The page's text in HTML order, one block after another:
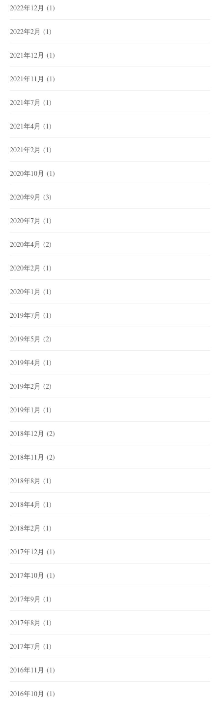
2022年12月 (1)
2022年2月 (1)
2021年12月 (1)
2021年11月 (1)
2021年7月 (1)
2021年4月 (1)
2021年2月 (1)
2020年10月 (1)
2020年9月 (3)
2020年7月 (1)
2020年4月 (2)
2020年2月 (1)
2020年1月 (1)
2019年7月 (1)
2019年5月 (2)
2019年4月 (1)
2019年2月 (2)
2019年1月 (1)
2018年12月 (2)
2018年11月 (2)
2018年8月 (1)
2018年4月 (1)
2018年2月 (1)
2017年12月 (1)
2017年10月 (1)
2017年9月 (1)
2017年8月 (1)
2017年7月 (1)
2016年11月 (1)
2016年10月 (1)